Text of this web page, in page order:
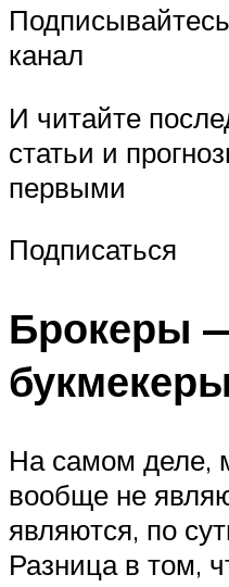
канал
И читайте
статьи и
первыми
Подписаться
Брокеры
букмекеры
На самом деле,
вообще не
являются, по
Разница в том,